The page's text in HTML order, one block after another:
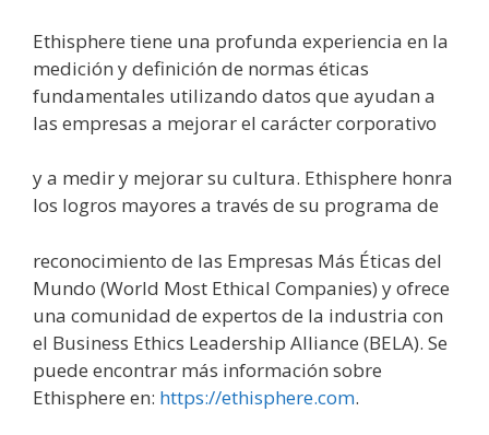
Ethisphere tiene una profunda experiencia en la
medición y definición de normas éticas
fundamentales utilizando datos que ayudan a
las empresas a mejorar el carácter corporativo
y a medir y mejorar su cultura. Ethisphere honra
los logros mayores a través de su programa de
reconocimiento de las Empresas Más Éticas del
Mundo (World Most Ethical Companies) y ofrece
una comunidad de expertos de la industria con
el Business Ethics Leadership Alliance (BELA). Se
puede encontrar más información sobre
Ethisphere en: https://ethisphere.com.